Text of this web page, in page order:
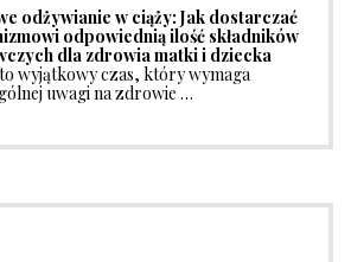
odżywianie w ciąży: Jak dostarczać
odpowiednią ilość składników
dla zdrowia matki i dziecka
wyjątkowy czas, który wymaga
uwagi na zdrowie …